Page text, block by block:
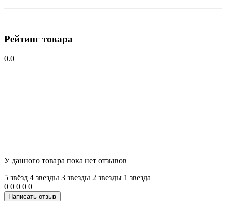
Рейтинг товара
0.0
У данного товара пока нет отзывов
5 звёзд 4 звeзды 3 звeзды 2 звeзды 1 звeзда
0 0 0 0 0
Написать отзыв